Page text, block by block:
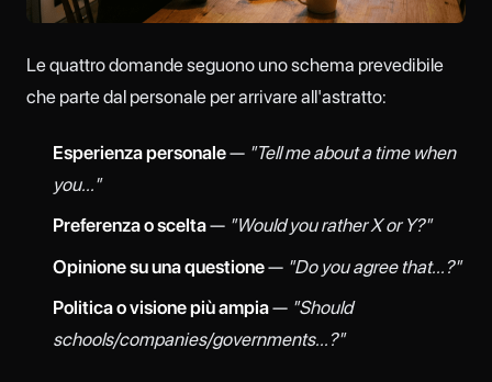
Le quattro domande seguono uno schema prevedibile
che parte dal personale per arrivare all'astratto:
Esperienza personale— "Tell me about a time when
you..."
Preferenza o scelta— "Would you rather X or Y?"
Opinione su una questione— "Do you agree that...?"
Politica o visione più ampia— "Should
schools/companies/governments...?"